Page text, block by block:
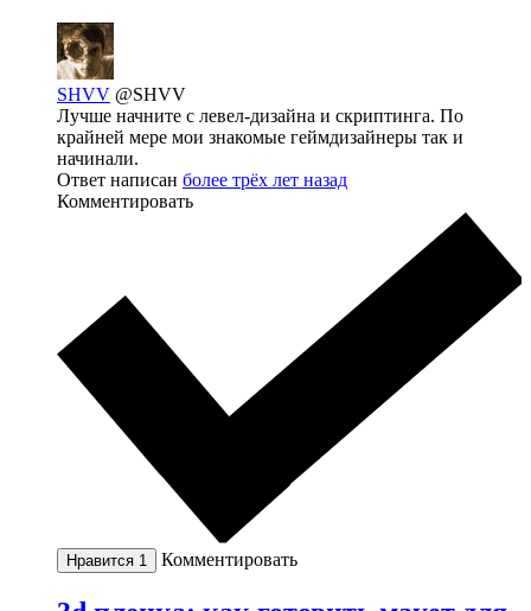
SHVV @SHVV
Лучше начните с левел-дизайна и скриптинга. По
крайней мере мои знакомые геймдизайнеры так и
начинали.
Ответ написан более трёх лет назад
Комментировать
Нравится 1 Комментировать